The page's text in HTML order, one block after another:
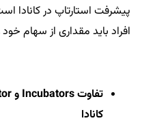
پیشرفت استارتاپ در کانادا
افراد باید مقداری از سهام
کانادا